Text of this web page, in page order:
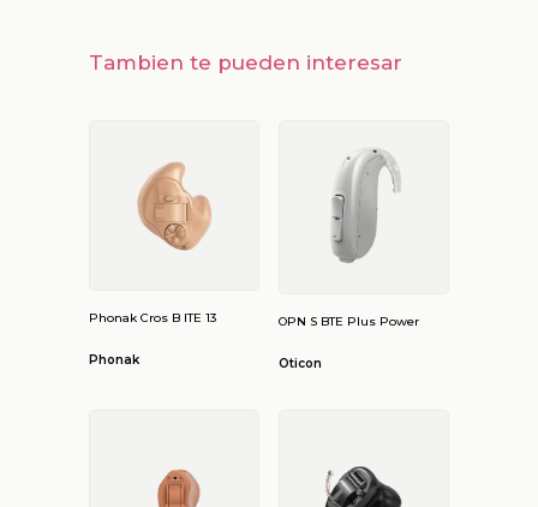
Tambien te pueden interesar
Phonak Cros B ITE 13
Phonak
OPN S BTE Plus Power
Oticon